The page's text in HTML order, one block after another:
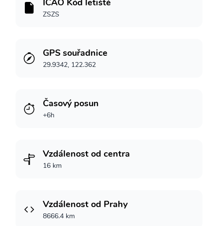
ICAO Kód letiště
ZSZS
GPS souřadnice
29.9342, 122.362
Časový posun
+6h
Vzdálenost od centra
16 km
Vzdálenost od Prahy
8666.4 km